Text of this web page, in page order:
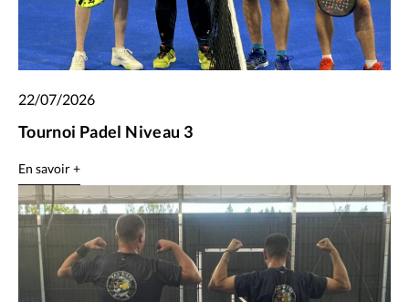
22/07/2026
Tournoi Padel Niveau 3
En savoir +